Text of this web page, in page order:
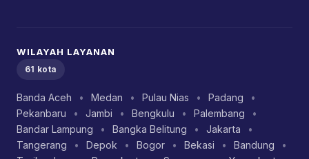
WILAYAH LAYANAN
61 kota
Banda Aceh • Medan • Pulau Nias • Padang
•
Pekanbaru
• Jambi • Bengkulu • Palembang
•
Bandar Lampung
• Bangka Belitung • Jakarta
•
Tangerang
• Depok • Bogor • Bekasi • Bandung
•